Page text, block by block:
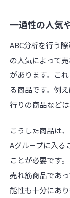
一過性の人気
ABC分析を行う
の人気によって
があります。こ
る商品です。例
行りの商品など
こうした商品は
Aグループに入る
ことが必要です
売れ筋商品であ
能性も十分にあり